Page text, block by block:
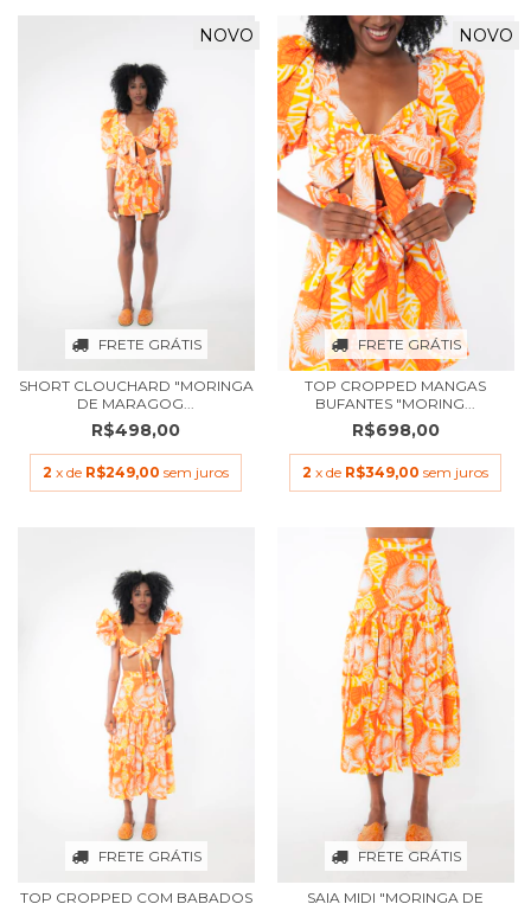
FRETE GRÁTIS
NOVO
SHORT CLOUCHARD "MORINGA
DE MARAGOG...
R$498,00
2 x de R$249,00 sem juros
FRETE GRÁTIS
NOVO
TOP CROPPED MANGAS
BUFANTES "MORING...
R$698,00
2 x de R$349,00 sem juros
FRETE GRÁTIS
TOP CROPPED COM BABADOS
FRETE GRÁTIS
SAIA MIDI "MORINGA DE